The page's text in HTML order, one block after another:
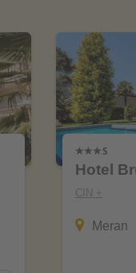
Hotel
CIN +
Meran